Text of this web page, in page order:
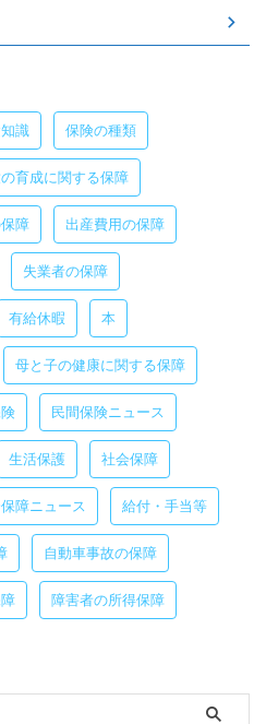
識 保険の種類
育成に関する保障
障 出産費用の保障
失業者の保障
有給休暇 本
母と子の健康に関する保障
民間保険ニュース
生活保護 社会保障
障ニュース 給付・手当等
自動車事故の保障
障害者の所得保障